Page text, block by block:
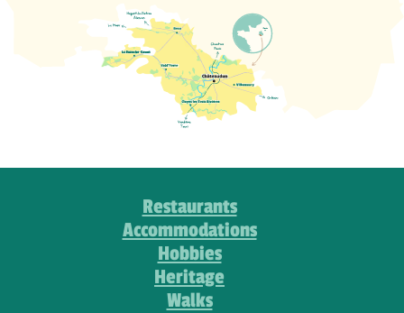
Restaurants
Accommodations
Hobbies
Heritage
Walks